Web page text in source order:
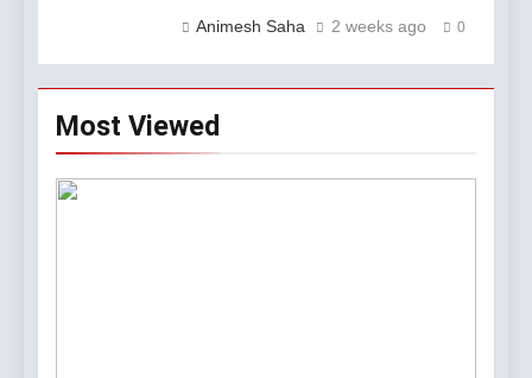
Animesh Saha 2 weeks ago 0
Most Viewed